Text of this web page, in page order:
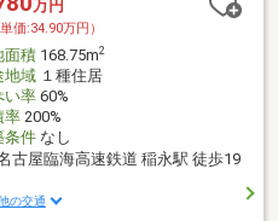
万円
単価:34.90万円）
面積168.75m2
地域１種住居
い率60%
率200%
条件なし
古屋臨海高速鉄道 稲永駅 徒歩19
の交通